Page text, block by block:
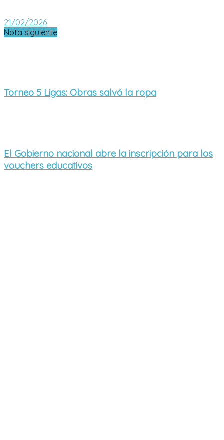
21/02/2026
Nota siguiente
Torneo 5 Ligas: Obras salvó la ropa
El Gobierno nacional abre la inscripción para los
vouchers educativos